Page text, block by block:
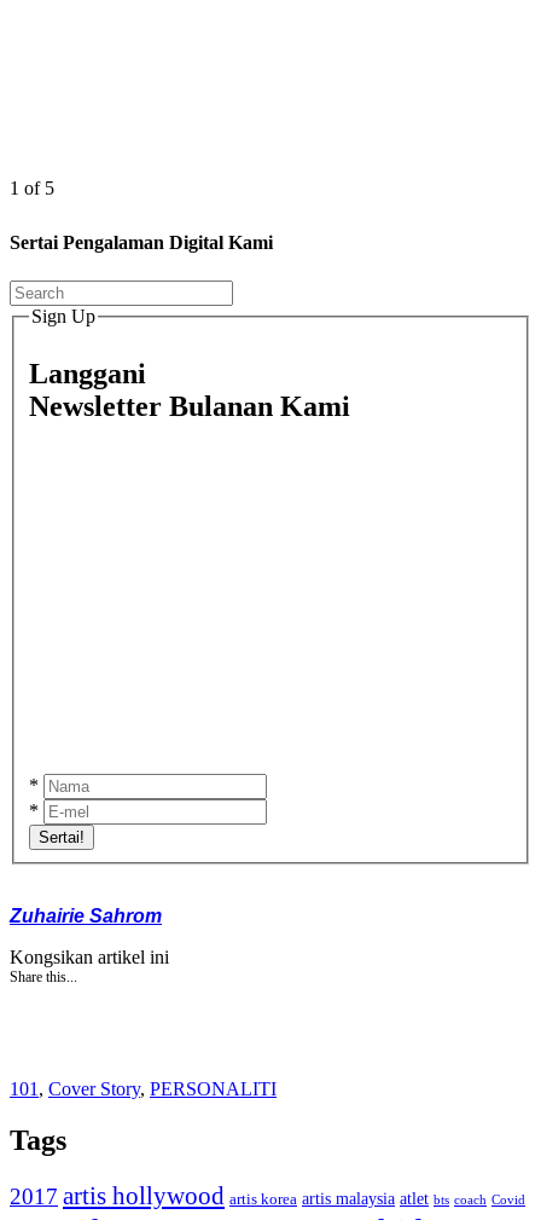
1 of 5
Sertai Pengalaman Digital Kami
Sign Up
Langgani
Newsletter Bulanan Kami
*
*
Sertai!
Zuhairie Sahrom
Kongsikan artikel ini
Share this...
101 , Cover Story, PERSONALITI
Tags
2017 artis hollywood artis korea artis malaysia atlet bts coach Covid